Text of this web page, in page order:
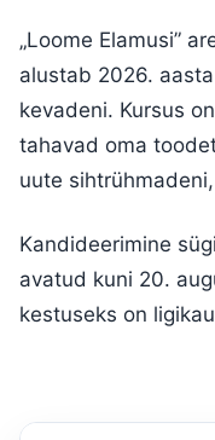
„Loome Elamusi”
alustab 2026.
kevadeni. Kursus
tahavad oma
uute
Kandideerimine
avatud kuni 20.
kestuseks on